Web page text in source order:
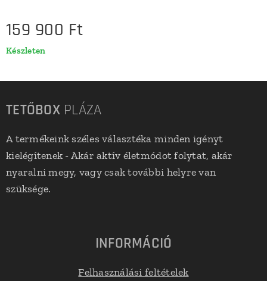
159 900 Ft
Készleten
TETŐBOX PLÁZA
A termékeink széles választéka minden igényt
kielégítenek - Akár aktív életmódot folytat, akár
nyaralni megy, vagy csak további helyre van
szüksége.
INFORMÁCIÓ
Felhasználási feltételek